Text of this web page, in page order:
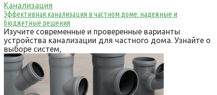
Канализация
Эффективная канализация в частном доме: надежные и
бюджетные решения
Изучите современные и проверенные варианты
устройства канализации для частного дома. Узнайте о
выборе систем,